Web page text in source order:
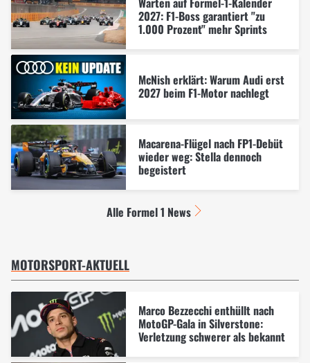
2027: F1-Boss garantiert "zu
1.000 Prozent" mehr Sprints
McNish erklärt: Warum Audi erst
2027 beim F1-Motor nachlegt
Macarena-Flügel nach FP1-Debüt
wieder weg: Stella dennoch
begeistert
Alle Formel 1 News
MOTORSPORT-AKTUELL
Marco Bezzecchi enthüllt nach
MotoGP-Gala in Silverstone:
Verletzung schwerer als bekannt